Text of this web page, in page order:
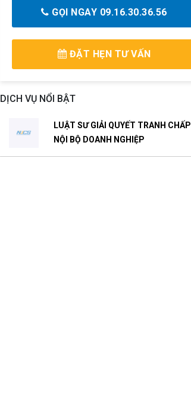
GỌI NGAY 09.16.30.36.56
ĐẶT HẸN TƯ VẤN
DỊCH VỤ NỔI BẬT
LUẬT SƯ GIẢI QUYẾT TRANH CHẤP
NỘI BỘ DOANH NGHIỆP